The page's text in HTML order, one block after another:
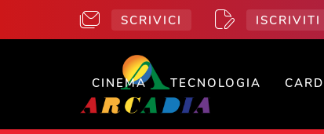
SCRIVICI
CINEMA TECNOLOGIA